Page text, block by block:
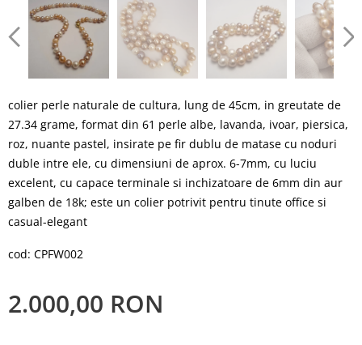
colier perle naturale de cultura, lung de 45cm, in greutate de
27.34 grame, format din 61 perle albe, lavanda, ivoar, piersica,
roz, nuante pastel, insirate pe fir dublu de matase cu noduri
duble intre ele, cu dimensiuni de aprox. 6-7mm, cu luciu
excelent, cu capace terminale si inchizatoare de 6mm din aur
galben de 18k; este un colier potrivit pentru tinute office si
casual-elegant
cod: CPFW002
2.000,00 RON